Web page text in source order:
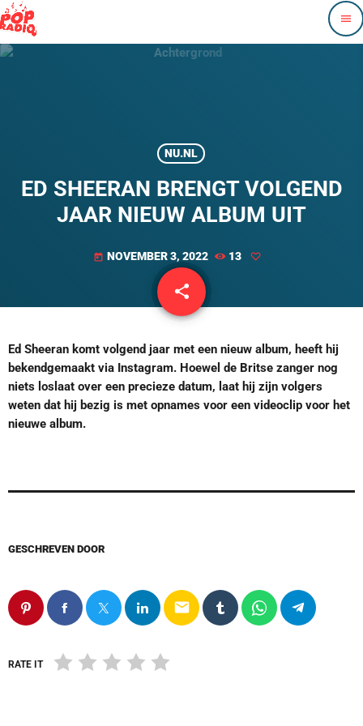
menu
NU.NL
ED SHEERAN BRENGT VOLGEND
JAAR NIEUW ALBUM UIT
today NOVEMBER 3, 2022 13
share
email
Ed Sheeran komt volgend jaar met een nieuw album, heeft hij
bekendgemaakt via Instagram. Hoewel de Britse zanger nog
niets loslaat over een precieze datum, laat hij zijn volgers
weten dat hij bezig is met opnames voor een videoclip voor het
nieuwe album.
GESCHREVEN DOOR
email
RATE IT